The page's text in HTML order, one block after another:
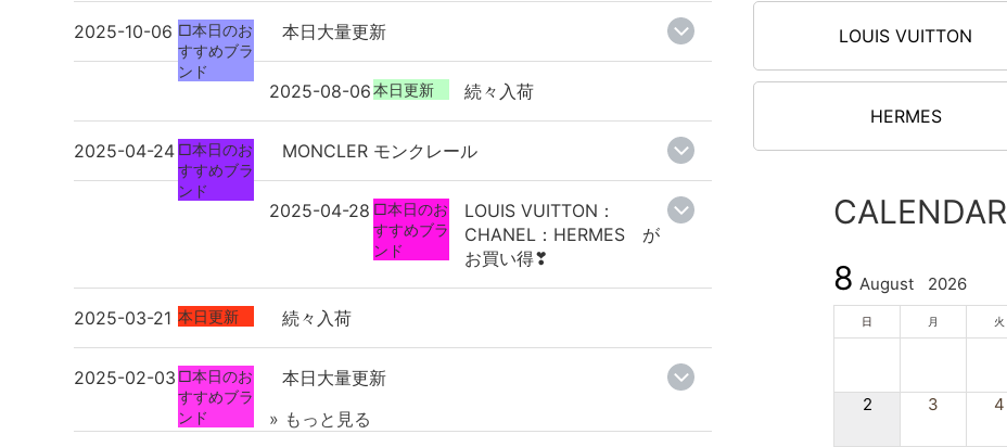
2025-10-06 □本日のお
すすめブラ
ンド
本日大量更新
2025-08-06本日更新 続々入荷
2025-04-24 □本日のお
すすめブラ
ンド
MONCLER モンクレール
2025-04-28 □本日のお
すすめブラ
ンド
LOUIS VUITTON：
CHANEL：HERMES が
お買い得❣
2025-03-21 本日更新 続々入荷
2025-02-03 □本日のお
すすめブラ
ンド
本日大量更新
» もっと見る
LOUIS VUITTON
HERMES
CALENDAR
8 August 2026
日 月 火
2 3 4